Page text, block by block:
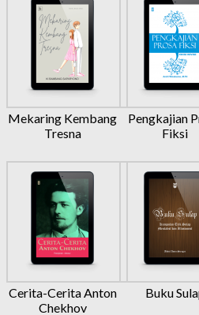
Mekaring Kembang
Tresna
Pengkajian
Fiksi
Cerita-Cerita Anton
Chekhov
Buku